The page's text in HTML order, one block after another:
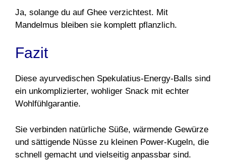
Ja, solange du auf Ghee verzichtest. Mit
Mandelmus bleiben sie komplett pflanzlich.
Fazit
Diese ayurvedischen Spekulatius-Energy-Balls sind
ein unkomplizierter, wohliger Snack mit echter
Wohlfühlgarantie.
Sie verbinden natürliche Süße, wärmende Gewürze
und sättigende Nüsse zu kleinen Power-Kugeln, die
schnell gemacht und vielseitig anpassbar sind.